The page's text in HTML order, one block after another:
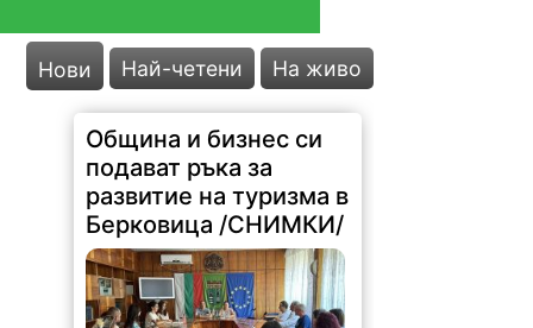
Нови Най-четени На живо
Община и бизнес си
подават ръка за
развитие на туризма в
Берковица /СНИМКИ/